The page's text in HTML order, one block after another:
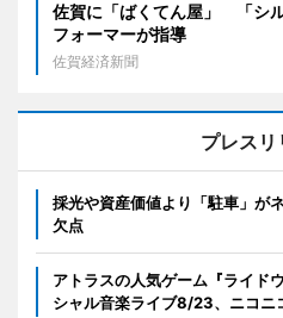
佐賀に「ばくてん屋」 「シ
フォーマーが指導
佐賀経済新聞
プレスリ
採光や資産価値より「駐車」が
欠点
アトラスの人気ゲーム『ライド
シャル音楽ライブ8/23、ニコニ